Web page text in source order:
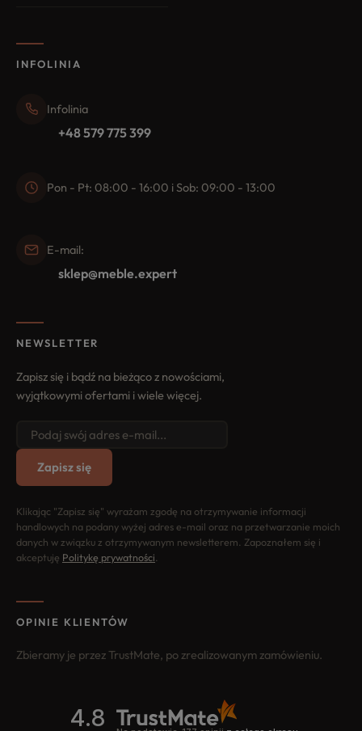
INFOLINIA
Infolinia
+48 579 775 399
Pon - Pt: 08:00 - 16:00 i Sob: 09:00 - 13:00
E-mail:
sklep@meble.expert
NEWSLETTER
Zapisz się i bądź na bieżąco z nowościami,
wyjątkowymi ofertami i wiele więcej.
Zapisz się
Klikając "Zapisz się" wyrażam zgodę na otrzymywanie informacji
handlowych na podany wyżej adres e-mail oraz na przetwarzanie moich
danych w związku z otrzymywanym newsletterem. Zapoznałem się i
akceptuję Politykę prywatności.
OPINIE KLIENTÓW
Zbieramy je przez TrustMate, po zrealizowanym zamówieniu.